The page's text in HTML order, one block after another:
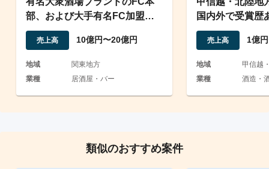
部、および大手有名FC加盟店
の首都圏ドミナント展開
売上高 10億円〜20億円
地域
関東地方
業種
居酒屋・バー
国内外で受賞歴
事業の株式譲渡
売上高 1億
地域
甲信越
業種
酒造・
類似のおすすめ案件